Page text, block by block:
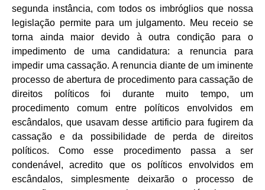
segunda instância, com todos os imbróglios que nossa
legislação permite para um julgamento. Meu receio se
torna ainda maior devido à outra condição para o
impedimento de uma candidatura: a renuncia para
impedir uma cassação. A renuncia diante de um iminente
processo de abertura de procedimento para cassação de
direitos políticos foi durante muito tempo, um
procedimento comum entre políticos envolvidos em
escândalos, que usavam desse artificio para fugirem da
cassação e da possibilidade de perda de direitos
políticos. Como esse procedimento passa a ser
condenável, acredito que os políticos envolvidos em
escândalos, simplesmente deixarão o processo de